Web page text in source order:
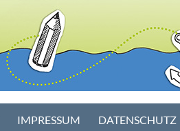
IMPRESSUM DATENSCHUTZ